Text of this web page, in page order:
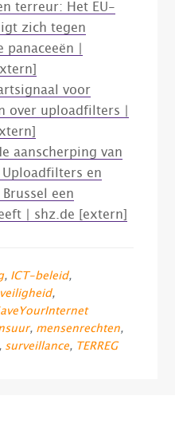
terreur: Het EU-
zich tegen
|
voor
over uploadfilters |
aanscherping van
en
een
| shz.de [extern]
, ICT-beleid,
,
, mensenrechten,
surveillance, TERREG